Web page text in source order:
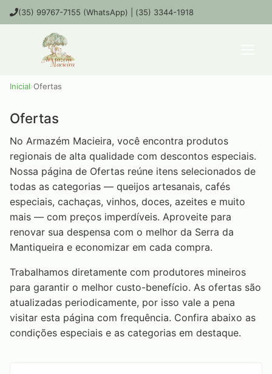
(35) 99767-7155 (WhatsApp) | (35) 3344-1918
Inicial›Ofertas
Ofertas
No Armazém Macieira, você encontra produtos
regionais de alta qualidade com descontos especiais.
Nossa página de Ofertas reúne itens selecionados de
todas as categorias — queijos artesanais, cafés
especiais, cachaças, vinhos, doces, azeites e muito
mais — com preços imperdíveis. Aproveite para
renovar sua despensa com o melhor da Serra da
Mantiqueira e economizar em cada compra.
Trabalhamos diretamente com produtores mineiros
para garantir o melhor custo-benefício. As ofertas são
atualizadas periodicamente, por isso vale a pena
visitar esta página com frequência. Confira abaixo as
condições especiais e as categorias em destaque.